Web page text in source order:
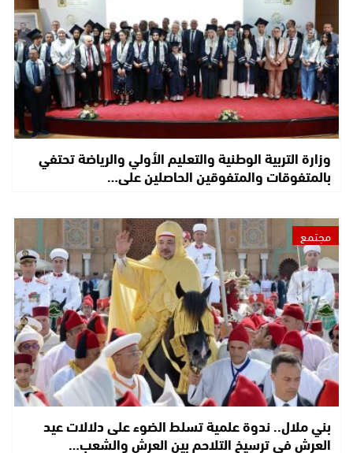
وزارة التربية الوطنية والتعليم الأولي والرياضة تحتفي
بالمتفوقات والمتفوقين الحاصلين على…
مجتمع
بني ملال.. ندوة علمية تسلط الضوء على دلالات عيد
العرش في ترسيخ التلاحم بين العرش والشعب…